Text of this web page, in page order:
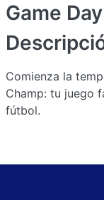
Game
Comienza la
Champ: tu juego
fútbol.